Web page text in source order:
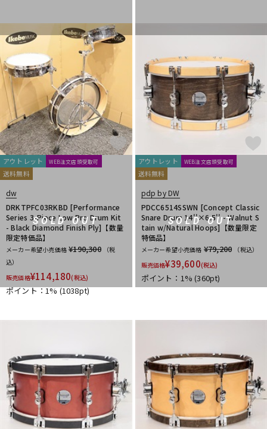
配信/ライブ機器
中古 ヴィンテージ
SOLD OUT
アウトレット WEB注文店頭受取可
送料無料
dw
DRKTPFC03RKBD [Performance
Series 3-Piece Low Pro Drum Kit
- Black Diamond Finish Ply]【数量
限定特価品】
メーカー希望小売価格 ¥190,300
（税
込）
販売価格¥114,180(税込)
ポイント：1%(1038pt)
SOLD OUT
アウトレット WEB注文店頭受取可
送料無料
pdp by DW
PDCC6514SSWN [Concept Classic
Snare Drum 14''×6.5'' - Walnut S
tain w/Natural Hoops]【数量限定
特価品】
メーカー希望小売価格 ¥79,200
（税込）
販売価格¥39,600(税込)
ポイント：1%(360pt)